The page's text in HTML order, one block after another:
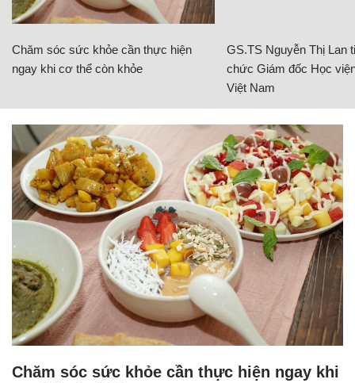
Chăm sóc sức khỏe cần thực hiện
ngay khi cơ thể còn khỏe
GS.TS Nguyễn Thị Lan
chức Giám đốc Học
Việt Nam
Chăm sóc sức khỏe cần thực hiện ngay khi